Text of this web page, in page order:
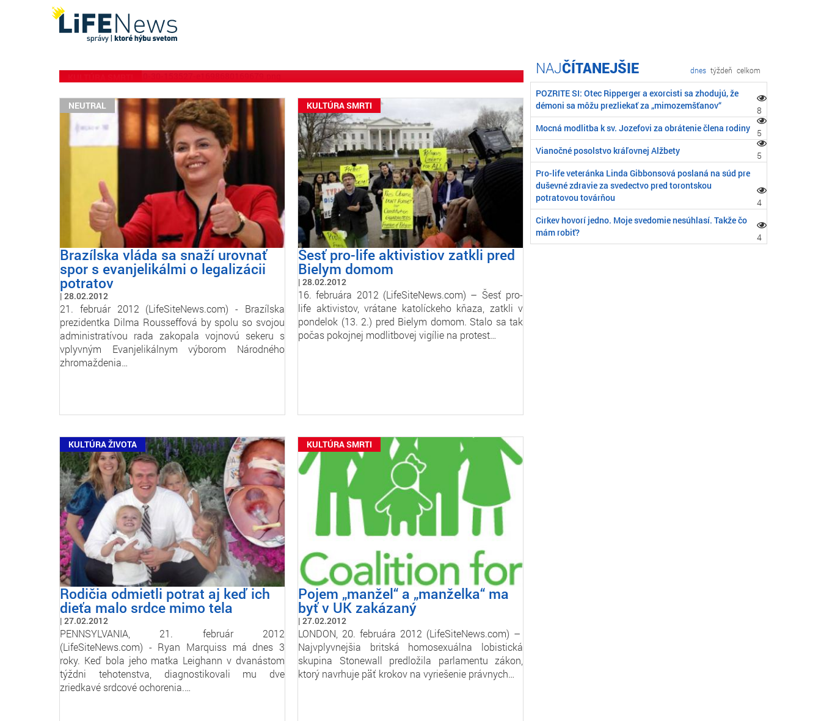
Arcibiskup Viganò: „Kňazi-homosexuáli žijúci v
celibáte“, ktorých presadzuje James Martin,
„urážajú posvätnosť“ kňazstva
NEUTRAL
Brazílska vláda sa snaží urovnať
spor s evanjelikálmi o legalizácii
potratov
28.02.2012
21. február 2012 (LifeSiteNews.com) - Brazílska
prezidentka Dilma Rousseffová by spolu so svojou
administratívou rada zakopala vojnovú sekeru s
vplyvným Evanjelikálnym výborom Národného
zhromaždenia…
KULTÚRA SMRTI
Šesť pro-life aktivistiov zatkli pred
Bielym domom
28.02.2012
16. februára 2012 (LifeSiteNews.com) – Šesť pro-
life aktivistov, vrátane katolíckeho kňaza, zatkli v
pondelok (13. 2.) pred Bielym domom. Stalo sa tak
počas pokojnej modlitbovej vigílie na protest…
KULTÚRA ŽIVOTA
Rodičia odmietli potrat aj keď ich
dieťa malo srdce mimo tela
27.02.2012
PENNSYLVANIA, 21. február 2012
(LifeSiteNews.com) - Ryan Marquiss má dnes 3
roky. Keď bola jeho matka Leighann v dvanástom
týždni tehotenstva, diagnostikovali mu dve
zriedkavé srdcové ochorenia.…
KULTÚRA SMRTI
Pojem „manžel“ a „manželka“ ma
byť v UK zakázaný
27.02.2012
LONDON, 20. februára 2012 (LifeSiteNews.com) –
Najvplyvnejšia britská homosexuálna lobistická
skupina Stonewall predložila parlamentu zákon,
ktorý navrhuje päť krokov na vyriešenie právnych…
ČÍTANEJŠIE dnes týždeň celkom
POZRITE SI: Otec Ripperger a exorcisti sa zhodujú, že
démoni sa môžu prezliekať za „mimozemšťanov“
8
Mocná modlitba k sv. Jozefovi za obrátenie člena rodiny
5
Vianočné posolstvo kráľovnej Alžbety
5
Pro-life veteránka Linda Gibbonsová poslaná na súd pre
duševné zdravie za svedectvo pred torontskou
potratovou továrňou
4
Cirkev hovorí jedno. Moje svedomie nesúhlasí. Takže čo
mám robiť?
4